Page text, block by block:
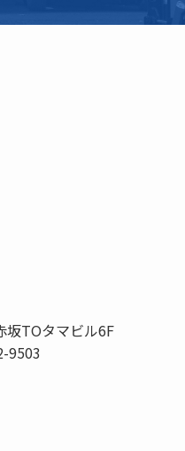
坂TOタマビル6F
9503